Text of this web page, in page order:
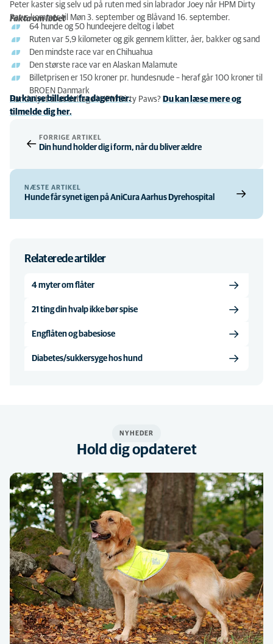
Peter kaster sig selv ud på ruten med sin labrador Joey når HPM Dirty
Paws kommer til Møn 3. september og Blåvand 16. september.
Fakta om løbet
64 hunde og 50 hundeejere deltog i løbet
Ruten var 5,9 kilometer og gik gennem klitter, åer, bakker og sand
Den mindste race var en Chihuahua
Den største race var en Alaskan Malamute
Billetprisen er 150 kroner pr. hundesnude – heraf går 100 kroner til
BROEN Danmark
Du kan se billeder fra dagen her.
Har du lyst til at deltage i HPM Dirty Paws? Du kan læse mere og
tilmelde dig her.
FORRIGE ARTIKEL
Din hund holder dig i form, når du bliver ældre
NÆSTE ARTIKEL
Hunde får synet igen på AniCura Aarhus Dyrehospital
Relaterede artikler
4 myter om flåter
21 ting din hvalp ikke bør spise
Engflåten og babesiose
Diabetes/sukkersyge hos hund
NYHEDER
Hold dig opdateret